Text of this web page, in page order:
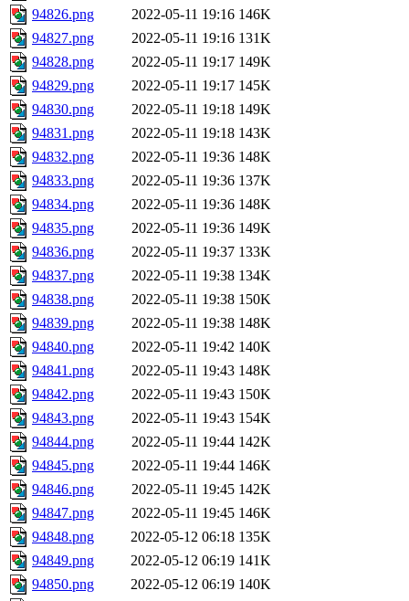
94826.png
2022-05-11 19:16 146K
94827.png
2022-05-11 19:16 131K
94828.png
2022-05-11 19:17 149K
94829.png
2022-05-11 19:17 145K
94830.png
2022-05-11 19:18 149K
94831.png
2022-05-11 19:18 143K
94832.png
2022-05-11 19:36 148K
94833.png
2022-05-11 19:36 137K
94834.png
2022-05-11 19:36 148K
94835.png
2022-05-11 19:36 149K
94836.png
2022-05-11 19:37 133K
94837.png
2022-05-11 19:38 134K
94838.png
2022-05-11 19:38 150K
94839.png
2022-05-11 19:38 148K
94840.png
2022-05-11 19:42 140K
94841.png
2022-05-11 19:43 148K
94842.png
2022-05-11 19:43 150K
94843.png
2022-05-11 19:43 154K
94844.png
2022-05-11 19:44 142K
94845.png
2022-05-11 19:44 146K
94846.png
2022-05-11 19:45 142K
94847.png
2022-05-11 19:45 146K
94848.png
2022-05-12 06:18 135K
94849.png
2022-05-12 06:19 141K
94850.png
2022-05-12 06:19 140K